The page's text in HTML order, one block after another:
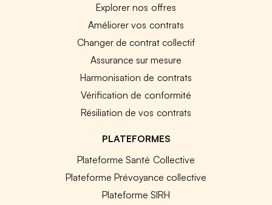
Explorer nos offres
Améliorer vos contrats
Changer de contrat collectif
Assurance sur mesure
Harmonisation de contrats
Vérification de conformité
Résiliation de vos contrats
PLATEFORMES
Plateforme Santé Collective
Plateforme Prévoyance collective
Plateforme SIRH